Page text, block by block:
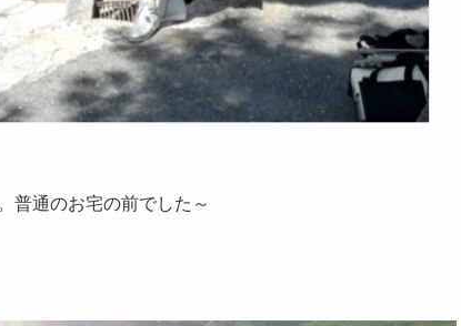
普通のお宅の前でした～